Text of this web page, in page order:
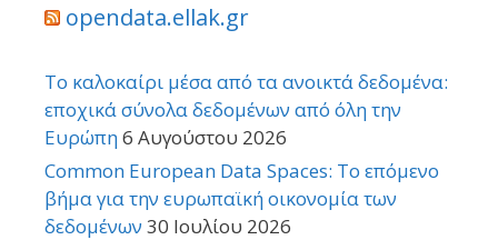
opendata.ellak.gr
Το καλοκαίρι μέσα από τα ανοικτά δεδομένα:
εποχικά σύνολα δεδομένων από όλη την
Ευρώπη6 Αυγούστου 2026
Common European Data Spaces: Το επόμενο
βήμα για την ευρωπαϊκή οικονομία των
δεδομένων 30 Ιουλίου 2026